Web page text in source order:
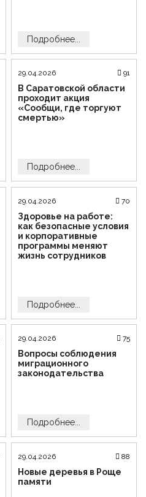
Подробнее...
29.04.2026 91
В Саратовской области
проходит акция
«Сообщи, где торгуют
смертью»
Подробнее...
29.04.2026 70
Здоровье на работе:
как безопасные условия
и корпоративные
программы меняют
жизнь сотрудников
Подробнее...
29.04.2026 75
Вопросы соблюдения
миграционного
законодательства
Подробнее...
29.04.2026 88
Новые деревья в Роще
памяти